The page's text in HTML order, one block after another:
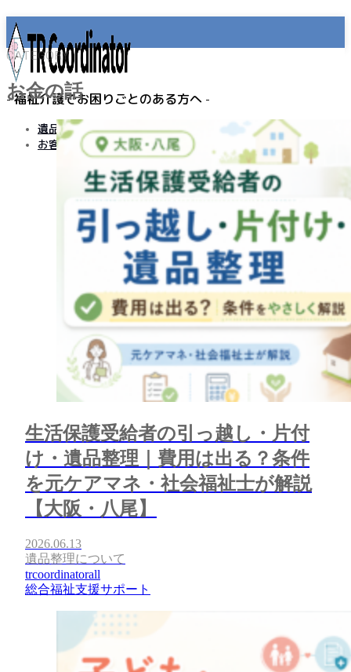
- 福祉介護でお困りごとのある方へ -
遺品整理
お客様の声
プライバシーポリシー
免責事項
CATEGORY
お金の話
生活保護受給者の引っ越し・片付
け・遺品整理｜費用は出る？条件
を元ケアマネ・社会福祉士が解説
【大阪・八尾】
2026.06.13
遺品整理について
trcoordinatorall
総合福祉支援サポート